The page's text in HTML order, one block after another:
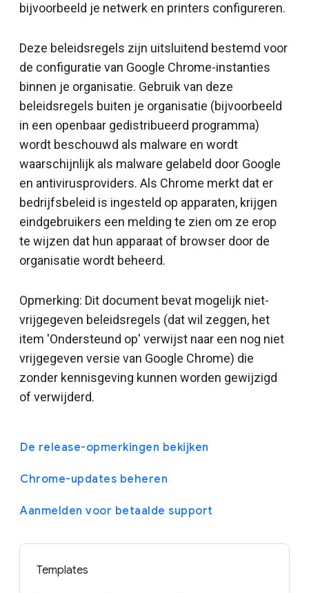
bijvoorbeeld je netwerk en printers configureren.
Deze beleidsregels zijn uitsluitend bestemd voor
de configuratie van Google Chrome-instanties
binnen je organisatie. Gebruik van deze
beleidsregels buiten je organisatie (bijvoorbeeld
in een openbaar gedistribueerd programma)
wordt beschouwd als malware en wordt
waarschijnlijk als malware gelabeld door Google
en antivirusproviders. Als Chrome merkt dat er
bedrijfsbeleid is ingesteld op apparaten, krijgen
eindgebruikers een melding te zien om ze erop
te wijzen dat hun apparaat of browser door de
organisatie wordt beheerd.
Opmerking: Dit document bevat mogelijk niet-
vrijgegeven beleidsregels (dat wil zeggen, het
item 'Ondersteund op' verwijst naar een nog niet
vrijgegeven versie van Google Chrome) die
zonder kennisgeving kunnen worden gewijzigd
of verwijderd.
De release-opmerkingen bekijken
Chrome-updates beheren
Aanmelden voor betaalde support
Templates